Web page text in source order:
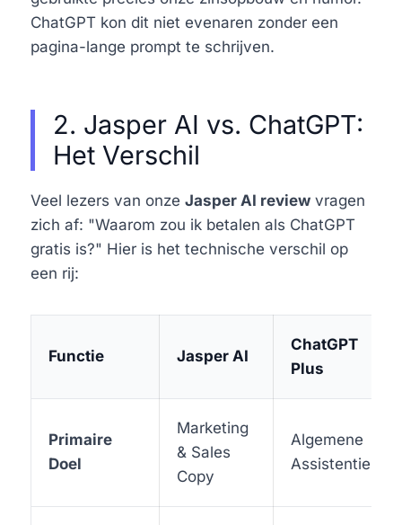
ChatGPT kon dit niet evenaren zonder een
pagina-lange prompt te schrijven.
2. Jasper AI vs. ChatGPT:
Het Verschil
Veel lezers van onze Jasper AI review vragen
zich af: "Waarom zou ik betalen als ChatGPT
gratis is?" Hier is het technische verschil op
een rij:
Functie Jasper AI
ChatGPT
Plus
Primaire
Doel
Marketing
& Sales
Copy
Algemene
Assistentie